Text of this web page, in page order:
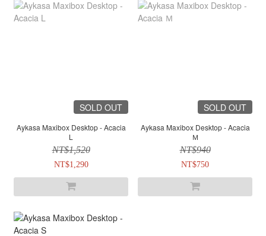
SOLD OUT
Aykasa Maxibox Desktop - Acacia
L
NT$1,520
NT$1,290
SOLD OUT
Aykasa Maxibox Desktop - Acacia
Ｍ
NT$940
NT$750